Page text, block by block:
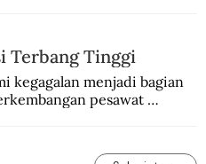
Terbang Tinggi
kegagalan menjadi bagian
pesawat